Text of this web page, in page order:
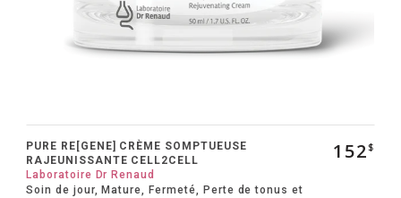
PURE RE[GENE] CRÈME SOMPTUEUSE
RAJEUNISSANTE CELL2CELL
Laboratoire Dr Renaud
Soin de jour, Mature, Fermeté, Perte de tonus et
152$